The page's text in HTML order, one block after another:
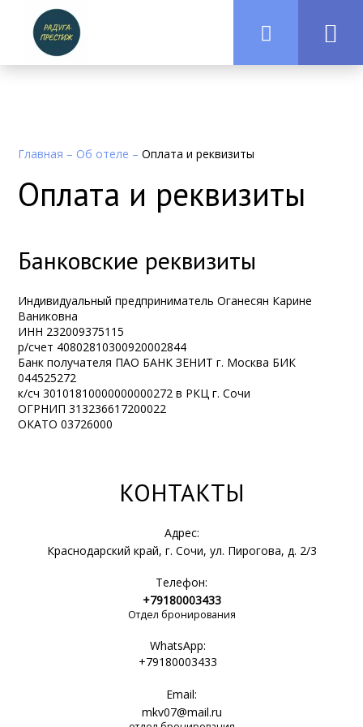
Главная – Об отеле –Оплата и реквизиты
Оплата и реквизиты
Банковские реквизиты
Индивидуальный предприниматель Оганесян Карине
Ваниковна
ИНН 232009375115
р/счет 40802810300920002844
Банк получателя ПАО БАНК ЗЕНИТ г. Москва БИК
044525272
к/сч 30101810000000000272 в РКЦ г. Сочи
ОГРНИП 313236617200022
ОКАТО 03726000
КОНТАКТЫ
Адрес:
Краснодарский край, г. Сочи, ул. Пирогова, д. 2/3
Телефон:
+79180003433
Отдел бронирования
WhatsApp:
+79180003433
Email:
mkv07@mail.ru